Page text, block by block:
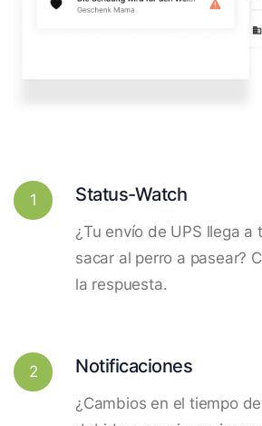
1 Status-Watch
¿Tu envío de UPS llega a
sacar al perro a pasear?
la respuesta.
2 Notificaciones
¿Cambios en el tiempo